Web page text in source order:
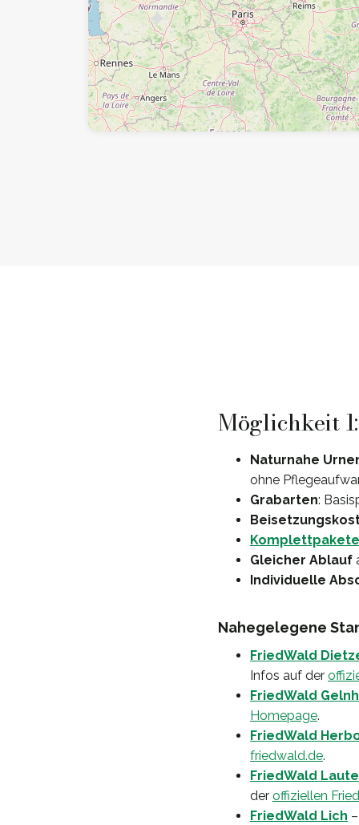
Möglichkeit
Naturnahe
ohne
Grabarten:
Komplettpakete
Gleicher Ablauf
Individuelle
Nahegelegene
FriedWald
Infos auf der
FriedWald
Homepage.
FriedWald
friedwald.de.
FriedWald
der offiziellen
FriedWald Lich